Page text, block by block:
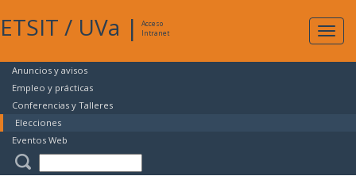
ETSIT / UVa |
Acceso
Intranet
Anuncios y avisos
Empleo y prácticas
Conferencias y Talleres
Elecciones
Eventos Web